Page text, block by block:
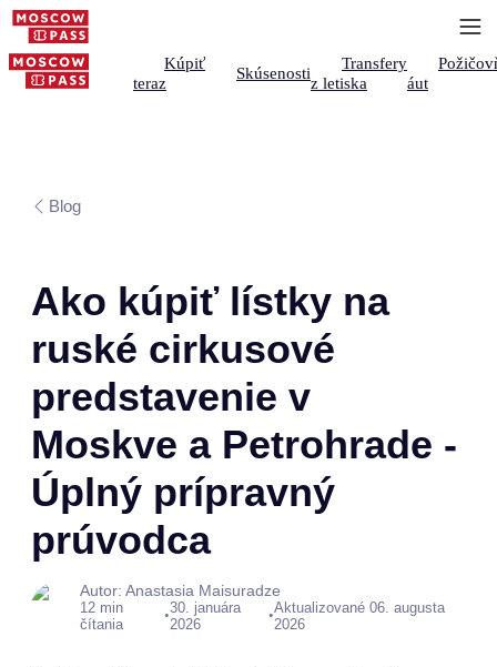
Kúpiť
teraz
Skúsenosti
Transfery
z letiska
áut
Blog
Ako kúpiť lístky na
ruské cirkusové
predstavenie v
Moskve a Petrohrade -
Úplný prípravný
prúvodca
Autor: Anastasia Maisuradze
12 min
čítania
•30. januára
2026
•Aktualizované 06. augusta
2026